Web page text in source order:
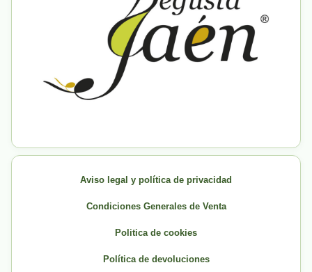
Aviso legal y política de privacidad
Condiciones Generales de Venta
Politica de cookies
Política de devoluciones